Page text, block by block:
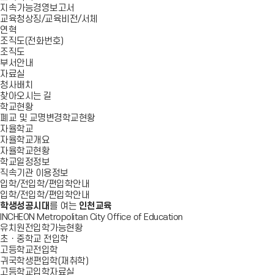
지속가능경영보고서
교육청상징/교육비전/서체
연혁
조직도(전화번호)
조직도
부서안내
자료실
청사배치
찾아오시는 길
학교현황
폐교 및 교명변경학교현황
자율학교
자율학교개요
자율학교현황
학교일정정보
직속기관 이용정보
입학/전입학/편입학안내
입학/전입학/편입학안내
학생성공시대 를 여는 인천교육
INCHEON Metropolitan City Office of Education
유치원전입학가능현황
초ㆍ중학교 전입학
고등학교전입학
귀국학생편입학(재취학)
고등학교입학자료실